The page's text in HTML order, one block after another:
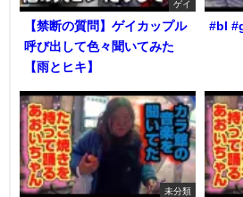
ゲイ
【禁断の質問】ゲイカップル
呼び出して色々聞いてみた
【雨とヒキ】
#bl
未分類